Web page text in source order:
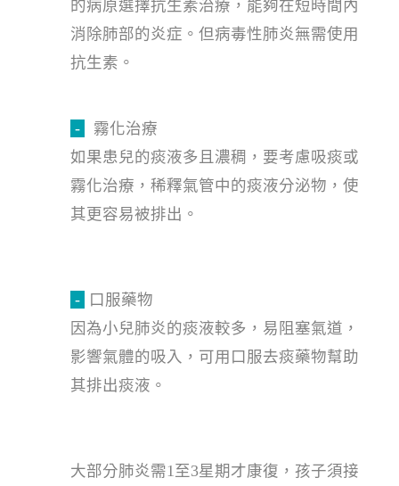
的病原選擇抗生素治療，能夠在短時間內
消除肺部的炎症。但病毒性肺炎無需使用
抗生素。
-
霧化治療
如果患兒的痰液多且濃稠，要考慮吸痰或
霧化治療，稀釋氣管中的痰液分泌物，使
其更容易被排出。
- 口服藥物
因為小兒肺炎的痰液較多，易阻塞氣道，
影響氣體的吸入，可用口服去痰藥物幫助
其排出痰液。
大部分肺炎需1 至3星期才康復，孩子須接